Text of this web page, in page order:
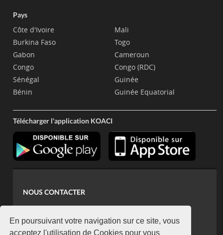
En poursuivant votre navigation sur ce site, vous
acceptez l'utilisation de Cookies pour vous
Pays
Côte d'Ivoire
Burkina Faso
Gabon
Congo
Sénégal
Bénin
Mali
Togo
Cameroun
Congo (RDC)
Guinée
Guinée Equatorial
Télécharger l'application KOACI
NOUS CONTACTER
koaci@yahoo.fr